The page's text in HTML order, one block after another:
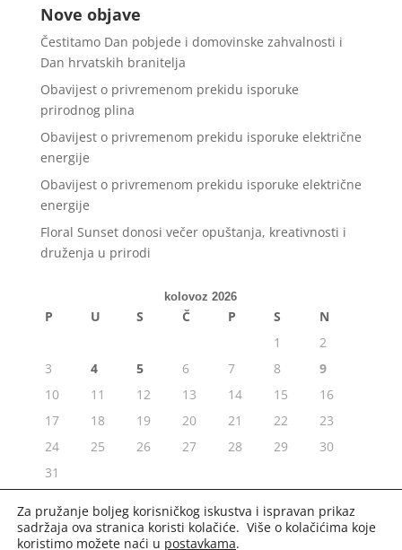
Nove objave
Čestitamo Dan pobjede i domovinske zahvalnosti i
Dan hrvatskih branitelja
Obavijest o privremenom prekidu isporuke
prirodnog plina
Obavijest o privremenom prekidu isporuke električne
energije
Obavijest o privremenom prekidu isporuke električne
energije
Floral Sunset donosi večer opuštanja, kreativnosti i
druženja u prirodi
kolovoz 2026
P U S Č P S
N
1
2
3
4 5 6 7 8
9
10
11 12 13 14 15
16
17
18 19 20 21 22
23
24
25 26 27 28 29
30
31
« srp
Za pružanje boljeg korisničkog iskustva i ispravan prikaz
sadržaja ova stranica koristi kolačiće. Više o kolačićima koje
koristimo možete naći u postavkama.